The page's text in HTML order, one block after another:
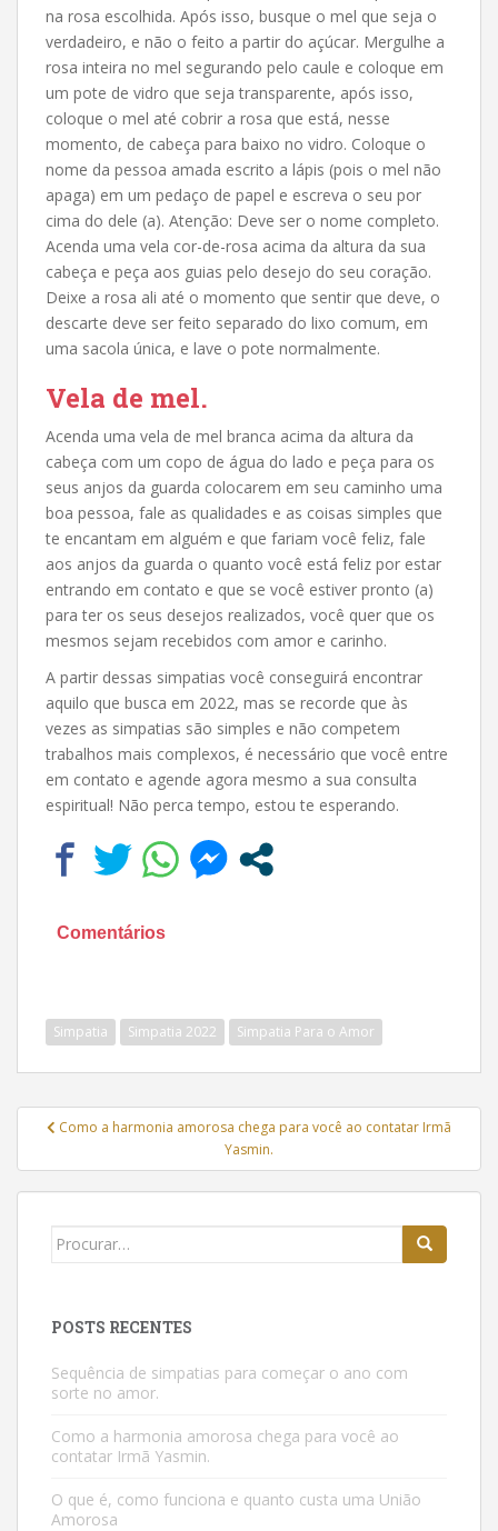
na rosa escolhida. Após isso, busque o mel que seja o
verdadeiro, e não o feito a partir do açúcar. Mergulhe a
rosa inteira no mel segurando pelo caule e coloque em
um pote de vidro que seja transparente, após isso,
coloque o mel até cobrir a rosa que está, nesse
momento, de cabeça para baixo no vidro. Coloque o
nome da pessoa amada escrito a lápis (pois o mel não
apaga) em um pedaço de papel e escreva o seu por
cima do dele (a). Atenção: Deve ser o nome completo.
Acenda uma vela cor-de-rosa acima da altura da sua
cabeça e peça aos guias pelo desejo do seu coração.
Deixe a rosa ali até o momento que sentir que deve, o
descarte deve ser feito separado do lixo comum, em
uma sacola única, e lave o pote normalmente.
Vela de mel.
Acenda uma vela de mel branca acima da altura da
cabeça com um copo de água do lado e peça para os
seus anjos da guarda colocarem em seu caminho uma
boa pessoa, fale as qualidades e as coisas simples que
te encantam em alguém e que fariam você feliz, fale
aos anjos da guarda o quanto você está feliz por estar
entrando em contato e que se você estiver pronto (a)
para ter os seus desejos realizados, você quer que os
mesmos sejam recebidos com amor e carinho.
A partir dessas simpatias você conseguirá encontrar
aquilo que busca em 2022, mas se recorde que às
vezes as simpatias são simples e não competem
trabalhos mais complexos, é necessário que você entre
em contato e agende agora mesmo a sua consulta
espiritual! Não perca tempo, estou te esperando.
Comentários
Simpatia Simpatia 2022 Simpatia Para o Amor
Navegação
Post
Como a harmonia amorosa chega para você ao contatar Irmã
Yasmin.
Buscar:
POSTS RECENTES
Sequência de simpatias para começar o ano com
sorte no amor.
Como a harmonia amorosa chega para você ao
contatar Irmã Yasmin.
O que é, como funciona e quanto custa uma União
Amorosa